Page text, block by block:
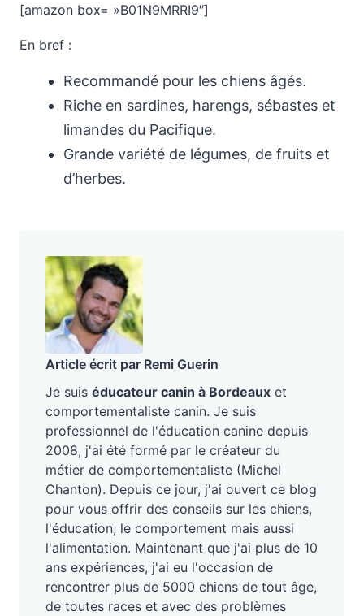
[amazon box= »B01N9MRRI9″]
En bref :
Recommandé pour les chiens âgés.
Riche en sardines, harengs, sébastes et
limandes du Pacifique.
Grande variété de légumes, de fruits et
d’herbes.
Article écrit par Remi Guerin
Je suis éducateur canin à Bordeaux et
comportementaliste canin. Je suis
professionnel de l'éducation canine depuis
2008, j'ai été formé par le créateur du
métier de comportementaliste (Michel
Chanton). Depuis ce jour, j'ai ouvert ce blog
pour vous offrir des conseils sur les chiens,
l'éducation, le comportement mais aussi
l'alimentation. Maintenant que j'ai plus de 10
ans expériences, j'ai eu l'occasion de
rencontrer plus de 5000 chiens de tout âge,
de toutes races et avec des problèmes